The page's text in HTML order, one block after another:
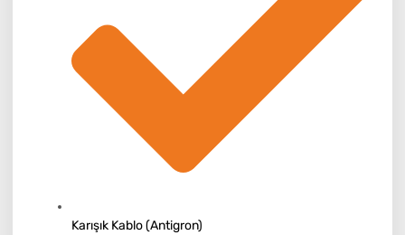
Karışık Kablo (Antigron)